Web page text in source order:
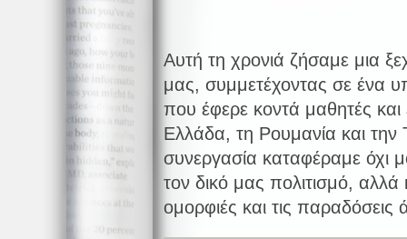
Αυτή τη χρονιά ζήσαμε μια
μας, συμμετέχοντας σε ένα
που έφερε κοντά μαθητές και
Ελλάδα, τη Ρουμανία και
συνεργασία καταφέραμε όχι
τον δικό μας πολιτισμό,
ομορφιές και τις